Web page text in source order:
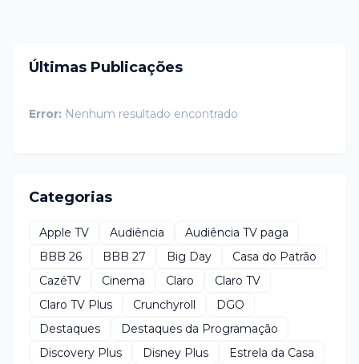
Últimas Publicações
Error: Nenhum resultado encontrado
Categorias
Apple TV Audiência
Audiência TV paga
BBB 26
BBB 27 Big Day
Casa do Patrão
CazéTV
Cinema Claro
Claro TV
Claro TV Plus
Crunchyroll
DGO
Destaques
Destaques da Programação
Discovery Plus
Disney Plus
Estrela da Casa